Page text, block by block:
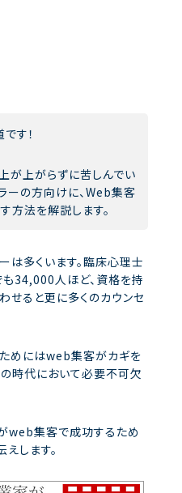
す！
が上がらずに苦しんでい
ーの方向けに、Web集客
方法を解説します。
は多くいます。臨床心理士
34,000人ほど、資格を持
せると更に多くのカウンセ
めにはweb集客がカギを
時代において必要不可欠
web集客で成功するため
します。